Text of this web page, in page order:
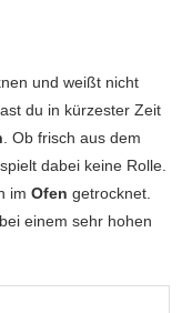
und weißt nicht
du in kürzester Zeit
. Ob frisch aus dem
dabei keine Rolle.
im Ofen getrocknet.
einem sehr hohen